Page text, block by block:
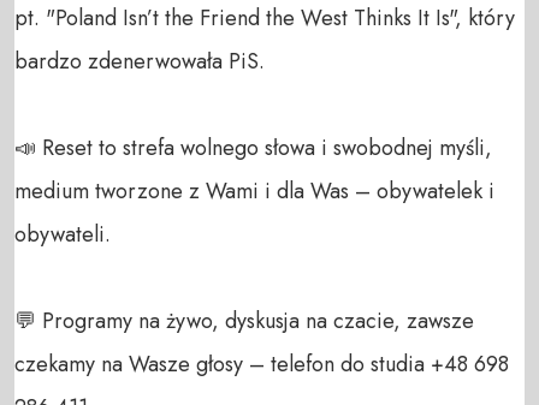
pt. "Poland Isn’t the Friend the West Thinks It Is", który
bardzo zdenerwowała PiS.
📣 Reset to strefa wolnego słowa i swobodnej myśli,
medium tworzone z Wami i dla Was – obywatelek i
obywateli.
💬 Programy na żywo, dyskusja na czacie, zawsze
czekamy na Wasze głosy – telefon do studia +48 698